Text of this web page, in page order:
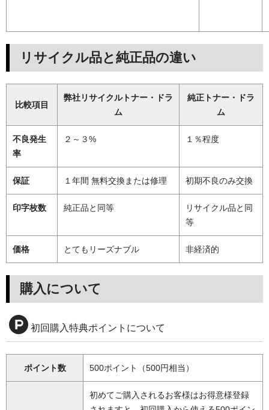
リサイクル品と純正品の違い
比較項目
弊社リサイクルトナー・ドラ
ム
純正トナー・ドラ
ム
不良発生
率
２～３% １％程度
保証 １年間 無料交換または修理 初期不良のみ交換
印字枚数 純正品と同等
リサイクル品と同
等
価格 とてもリーズナブル 非経済的
購入について
初回購入特典ポイントについて
ポイント数 500ポイント（500円相当）
初めてご購入されるお客様はお得意様登録